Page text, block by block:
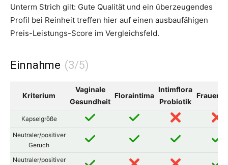
Unterm Strich gilt: Gute Qualität und ein überzeugendes
Profil bei Reinheit treffen hier auf einen ausbaufähigen
Preis-Leistungs-Score im Vergleichsfeld.
Einnahme
Kriterium
Vaginale
Gesundheit
Floraintima
Intimflora
Probiotik
Kapselgröße
Neutraler/positiver
Geruch
Neutraler/positiver